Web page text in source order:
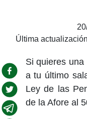
Última
Si quieres
a tu último
Ley de las
de la Afore al